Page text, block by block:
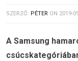
SZERZŐ: PÉTER ON 2019-
A Samsung